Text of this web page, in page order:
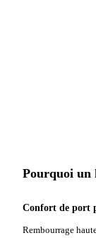
Pourquoi un
Confort de port
Rembourrage